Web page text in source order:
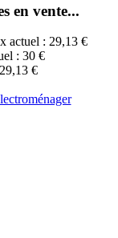
en vente...
actuel : 29,13 €
: 30 €
€